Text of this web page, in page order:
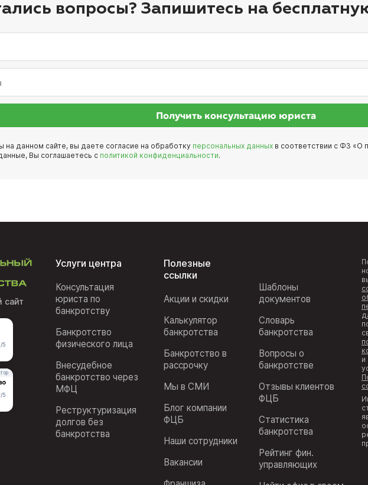
вопросы? Запишитесь на
Получить консультацию юриста
на данном сайте, вы даете согласие на обработку персональных данных в соответствии с ФЗ «О
Вы соглашаетесь с политикой конфиденциальности.
сайт
/5
/5
Услуги центра
Консультация
юриста по
банкротству
Банкротство
физического лица
Внесудебное
банкротство через
МФЦ
Реструктуризация
долгов без
банкротства
Полезные
ссылки
Акции и скидки
Калькулятор
банкротства
Банкротство в
рассрочку
Мы в СМИ
Блог компании
ФЦБ
Наши сотрудники
Вакансии
Шаблоны
документов
Словарь
банкротства
Вопросы о
банкротстве
Отзывы клиентов
ФЦБ
Статистика
банкротства
Рейтинг фин.
управляющих
и